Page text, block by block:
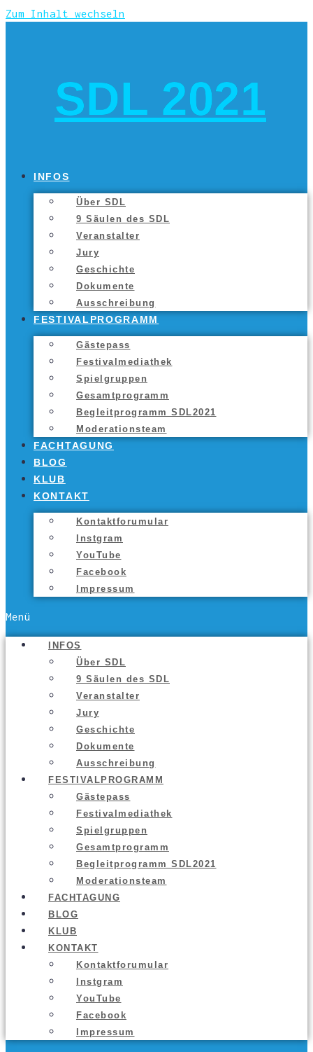
Zum Inhalt wechseln
SDL 2021
INFOS
Über SDL
9 Säu­len des SDL
Ver­an­stal­ter
Jury
Geschich­te
Doku­men­te
Aus­schrei­bung
FES­TI­VAL­PRO­GRAMM
Gäs­te­pass
Fes­ti­val­me­dia­thek
Spiel­grup­pen
Gesamt­pro­gramm
Begleit­pro­gramm SDL2021
Mode­ra­ti­ons­team
FACH­TA­GUNG
BLOG
KLUB
KON­TAKT
Kon­takt­fo­ru­mu­lar
Inst­gram
You­Tube
Face­book
Impres­sum
Menü
INFOS
Über SDL
9 Säu­len des SDL
Ver­an­stal­ter
Jury
Geschich­te
Doku­men­te
Aus­schrei­bung
FES­TI­VAL­PRO­GRAMM
Gäs­te­pass
Fes­ti­val­me­dia­thek
Spiel­grup­pen
Gesamt­pro­gramm
Begleit­pro­gramm SDL2021
Mode­ra­ti­ons­team
FACH­TA­GUNG
BLOG
KLUB
KON­TAKT
Kon­takt­fo­ru­mu­lar
Inst­gram
You­Tube
Face­book
Impres­sum